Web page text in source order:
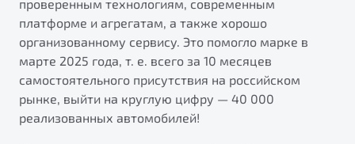
Элегантный и практичный седан
от 1 699 990 ₽*
Узнайте о специальных выгодах при покупке
автомобиля Belgee
Подробно
проверенным технологиям, современным
платформе и агрегатам, а также хорошо
организованному сервису. Это помогло марке в
марте 2025 года, т. е. всего за 10 месяцев
самостоятельного присутствия на российском
рынке, выйти на круглую цифру — 40 000
реализованных автомобилей!